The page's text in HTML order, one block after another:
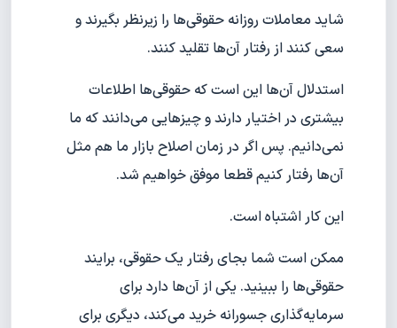
شاید معاملات روزانه حقوقی‌ها را زیرنظر بگیرند و
سعی کنند از رفتار آن‌ها تقلید کنند.
استدلال آن‌ها این است که حقوقی‌ها اطلاعات
بیشتری در اختیار دارند و چیزهایی می‌دانند که ما
نمی‌دانیم. پس اگر در زمان اصلاح بازار ما هم مثل
آن‌ها رفتار کنیم قطعا موفق خواهیم شد.
این کار اشتباه است.
ممکن است شما بجای رفتار یک حقوقی، برایند
حقوقی‌ها را ببینید. یکی از آن‌ها دارد برای
سرمایه‌گذاری جسورانه خرید می‌کند، دیگری برای